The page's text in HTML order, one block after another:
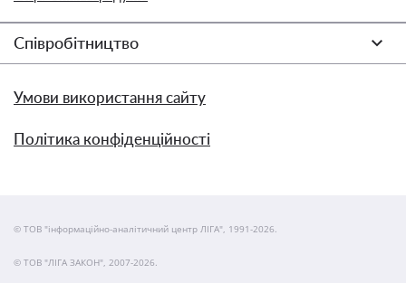
Співробітництво
Умови використання сайту
Політика конфіденційності
© ТОВ "інформаційно-аналітичний центр ЛІГА", 1991-2026.
© ТОВ "ЛІГА ЗАКОН", 2007-2026.